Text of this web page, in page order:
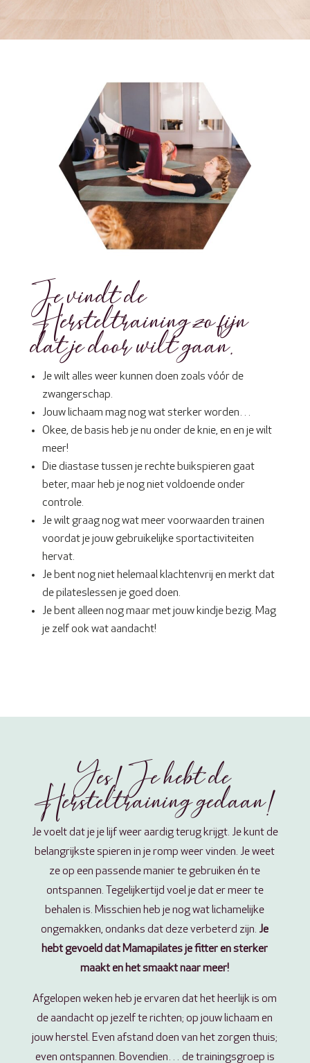
Je vindt de
Hersteltraining zo fijn
dat je door wilt gaan.
Je wilt alles weer kunnen doen zoals vóór de
zwangerschap.
Jouw lichaam mag nog wat sterker worden…
Okee, de basis heb je nu onder de knie, en en je wilt
meer!
Die diastase tussen je rechte buikspieren gaat
beter, maar heb je nog niet voldoende onder
controle.
Je wilt graag nog wat meer voorwaarden trainen
voordat je jouw gebruikelijke sportactiviteiten
hervat.
Je bent nog niet helemaal klachtenvrij en merkt dat
de pilateslessen je goed doen.
Je bent alleen nog maar met jouw kindje bezig. Mag
je zelf ook wat aandacht!
Yes! Je hebt de
Hersteltraining gedaan!
Je voelt dat je je lijf weer aardig terug krijgt. Je kunt de
belangrijkste spieren in je romp weer vinden. Je weet
ze op een passende manier te gebruiken én te
ontspannen. Tegelijkertijd voel je dat er meer te
behalen is. Misschien heb je nog wat lichamelijke
ongemakken, ondanks dat deze verbeterd zijn. Je
hebt gevoeld dat Mamapilates je fitter en sterker
maakt en het smaakt naar meer!
Afgelopen weken heb je ervaren dat het heerlijk is om
de aandacht op jezelf te richten; op jouw lichaam en
jouw herstel. Even afstand doen van het zorgen thuis;
even ontspannen. Bovendien… de trainingsgroep is